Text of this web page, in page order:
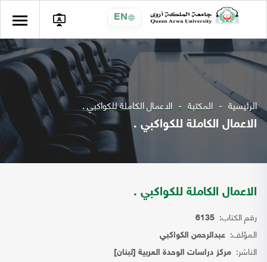
EN
الرئيسية المكتبة الاعمال الكاملة للكواكبي .
الاعمال الكاملة للكواكبي .
الاعمال الكاملة للكواكبي .
رقم الكتاب: 6135
المؤلف: عبدالرحمن الكواكبي
الناشر: مركز دراسات الوحدة العربية [لبنان]